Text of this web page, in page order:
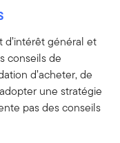
général et
conseils de
d’acheter, de
une stratégie
pas des conseils